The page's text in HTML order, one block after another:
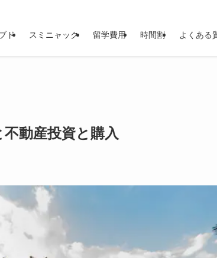
ド スミニャック 留学費用 時間割 よくある
動産投資と購入